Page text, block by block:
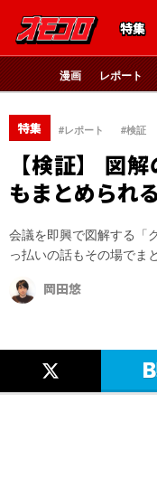
特集
漫画 レポート
特集 #レポート #検証
【検証】 図
もまとめられ
会議を即興で図解する「
っ払いの話もその場でま
岡田悠